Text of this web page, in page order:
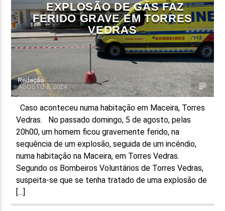
EXPLOSÃO DE GÁS FAZ
FERIDO GRAVE EM TORRES
VEDRAS
Redação
AGOSTO 5, 2024
Caso aconteceu numa habitação em Maceira, Torres
Vedras. No passado domingo, 5 de agosto, pelas
20h00, um homem ficou gravemente ferido, na
sequência de um explosão, seguida de um incêndio,
numa habitação na Maceira, em Torres Vedras.
Segundo os Bombeiros Voluntários de Torres Vedras,
suspeita-se que se tenha tratado de uma explosão de
[…]